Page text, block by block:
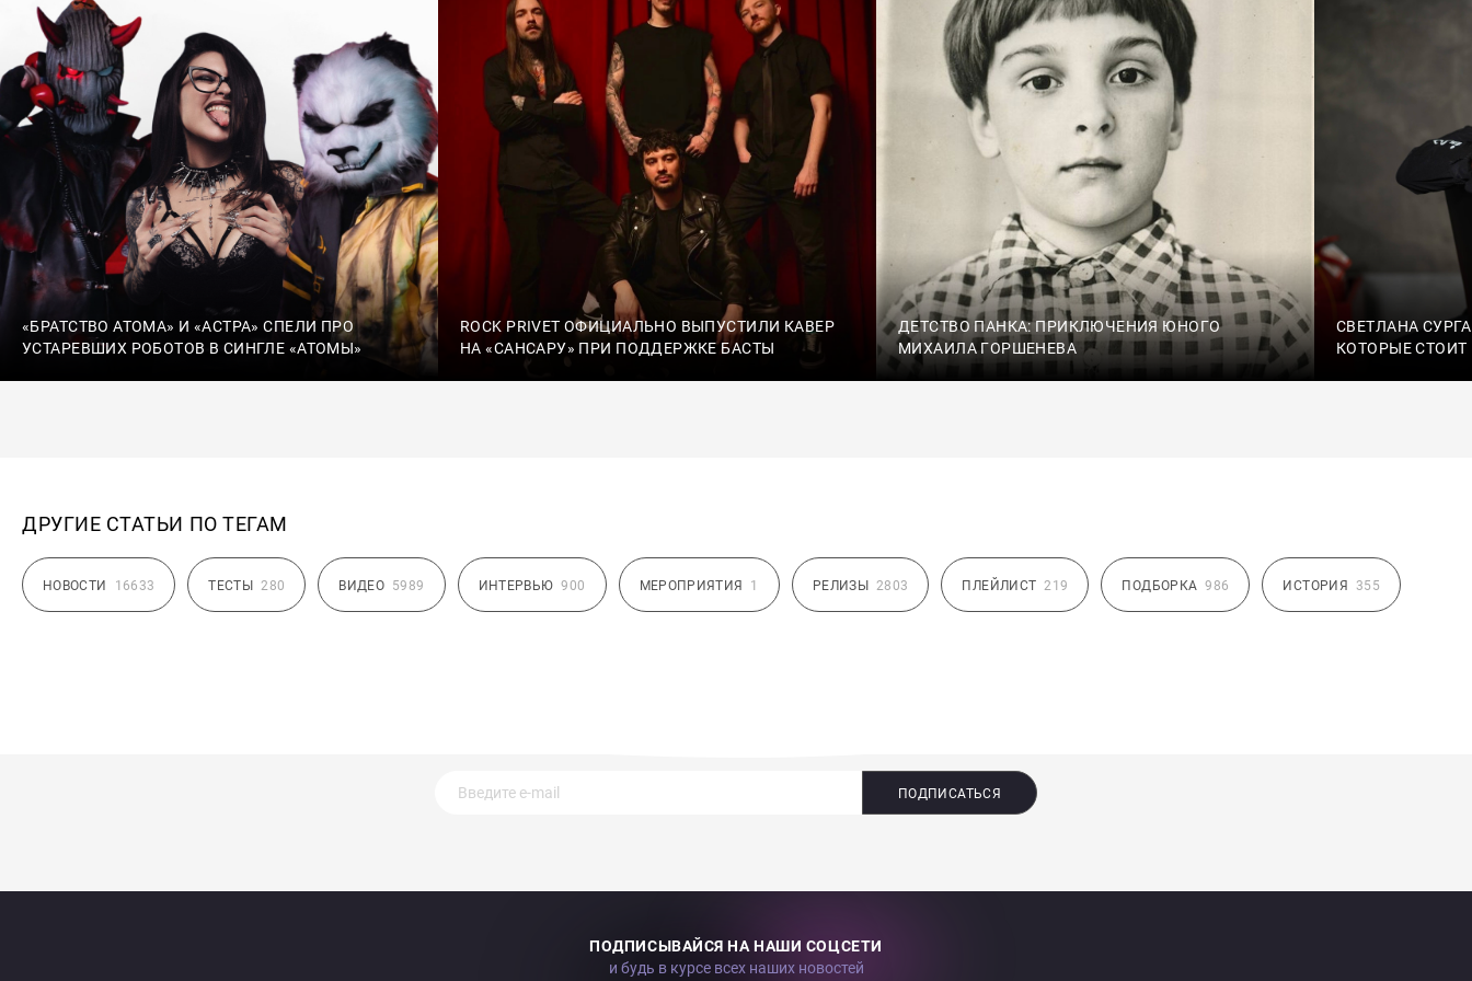
«БРАТСТВО АТОМА» И «АСТРА» СПЕЛИ ПРО
УСТАРЕВШИХ РОБОТОВ В СИНГЛЕ «АТОМЫ»
ROCK PRIVET ОФИЦИАЛЬНО ВЫПУСТИЛИ КАВЕР
НА «САНСАРУ» ПРИ ПОДДЕРЖКЕ БАСТЫ
ДЕТСТВО ПАНКА: ПРИКЛЮЧЕНИЯ ЮНОГО
МИХАИЛА ГОРШЕНЕВА
СВЕТЛАНА
КОТОРЫЕ
ДРУГИЕ СТАТЬИ ПО ТЕГАМ
НОВОСТИ 16633 ТЕСТЫ 280 ВИДЕО 5989 ИНТЕРВЬЮ 900 МЕРОПРИЯТИЯ 1 РЕЛИЗЫ 2803 ПЛЕЙЛИСТ 219 ПОДБОРКА 986 ИСТОРИЯ 355
ПОДПИСАТЬСЯ
ПОДПИСЫВАЙСЯ НА НАШИ СОЦСЕТИ
и будь в курсе всех наших новостей